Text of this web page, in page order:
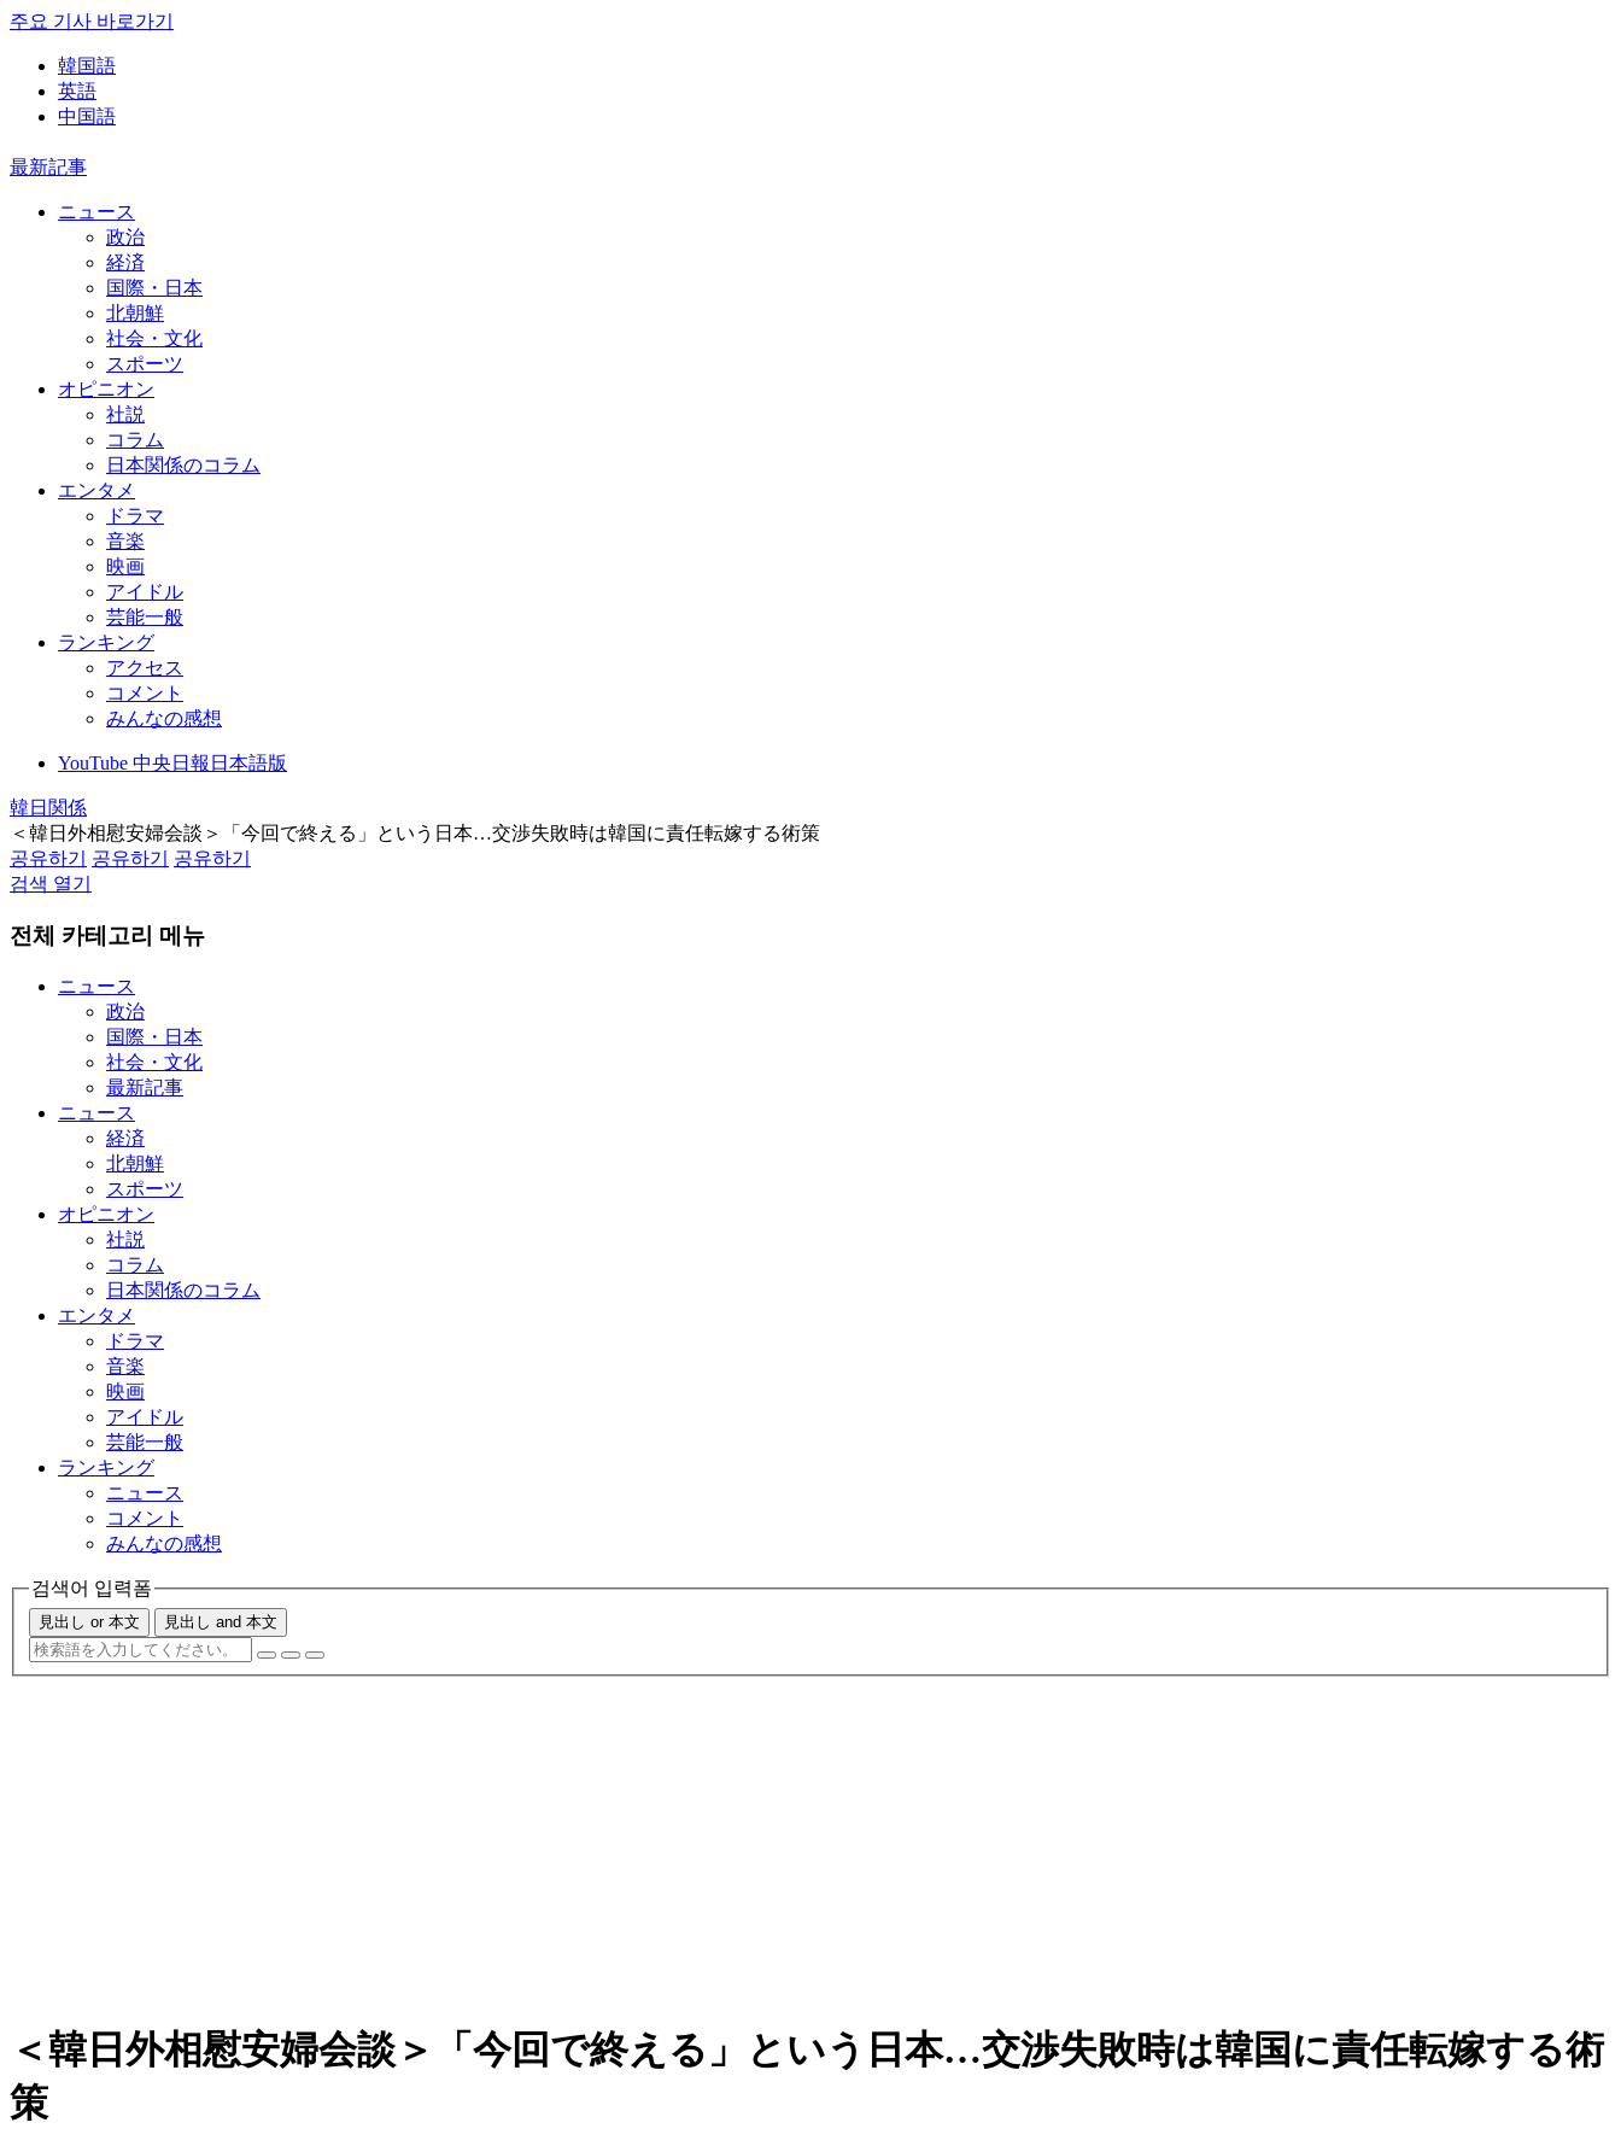
주요 기사 바로가기
韓国語
英語
中国語
最新記事
ニュース
政治
経済
国際・日本
北朝鮮
社会・文化
スポーツ
オピニオン
社説
コラム
日本関係のコラム
エンタメ
ドラマ
音楽
映画
アイドル
芸能一般
ランキング
アクセス
コメント
みんなの感想
YouTube 中央日報日本語版
韓日関係
＜韓日外相慰安婦会談＞「今回で終える」という日本…交渉失敗時は韓国に責任転嫁する術策
공유하기
공유하기
공유하기
검색 열기
전체 카테고리 메뉴
ニュース
政治
国際・日本
社会・文化
最新記事
ニュース
経済
北朝鮮
スポーツ
オピニオン
社説
コラム
日本関係のコラム
エンタメ
ドラマ
音楽
映画
アイドル
芸能一般
ランキング
ニュース
コメント
みんなの感想
검색어 입력폼
見出し or 本文 見出し and 本文
＜韓日外相慰安婦会談＞「今回で終える」という日本…交渉失敗時は韓国に責任転嫁する術
策